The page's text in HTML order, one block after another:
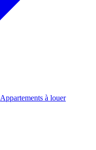
Appartements à louer